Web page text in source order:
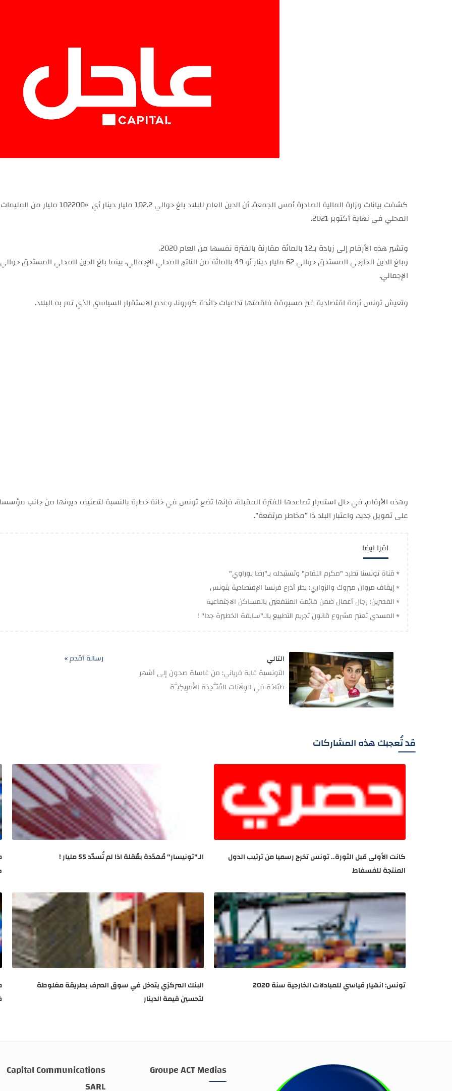
المحلي في نهاية أكتوبر 2021.
وتشير هذه الأرقام إلى زيادة بـ12 بالمائة مقارنة بالفترة نفسها من العام 2020.
الإجمالي.
وتعيش تونس أزمة اقتصادية غير مسبوقة فاقمتها تداعيات جائحة كورونا، وعدم الاستقرار السياسي الذي تمر به البلاد.
وهذه الأرقام، في حال استمرار تصاعدها للفترة المقبلة، فإنها تضع تونس في خانة خطرة بالنسبة لتصنيف ديونها من جانب
على تمويل جديد، واعتبار البلد ذا “مخاطر مرتفعة”.
اقرا ايضا
قناة تونسنا تطرد "مكرم اللقام" وتستبدله بـ"رضا بوراوي"
إيقاف مروان مبروك والزواري: بطر أذرع فرنسا الإقتصادية بتونس
القصرين: رجال أعمال ضمن قائمة المنتفعين بالمساكن الاجتماعية
المسدي تعتبر مشروع قانون تجريم التطبيع بالـ"سابقة الخطيرة جدا" !
التالي
التونسية غاية فرياني: من غاسلة صحون إلى أشهر
طبّاخة في الوِلَايَات المُتَّحِدَة الأَمرِيكِيَّة
رسالة أقدم »
قد تُعجبك هذه المشاركات
كانت الأولى قبل الثورة.. تونس تخرج رسميا من ترتيب الدول
المنتجة للفسفاط
الـ"تونيسار" مُهدّدة بعُقلة اذا لم تُسدّد 55 مليار !
تونس: انهيار قياسي للمبادلات الخارجية سنة 2020
البنك المركزي يتدخل في سوق الصرف بطريقة مغلوطة
لتحسين قيمة الدينار
Groupe ACT Medias
Capital Communications
SARL